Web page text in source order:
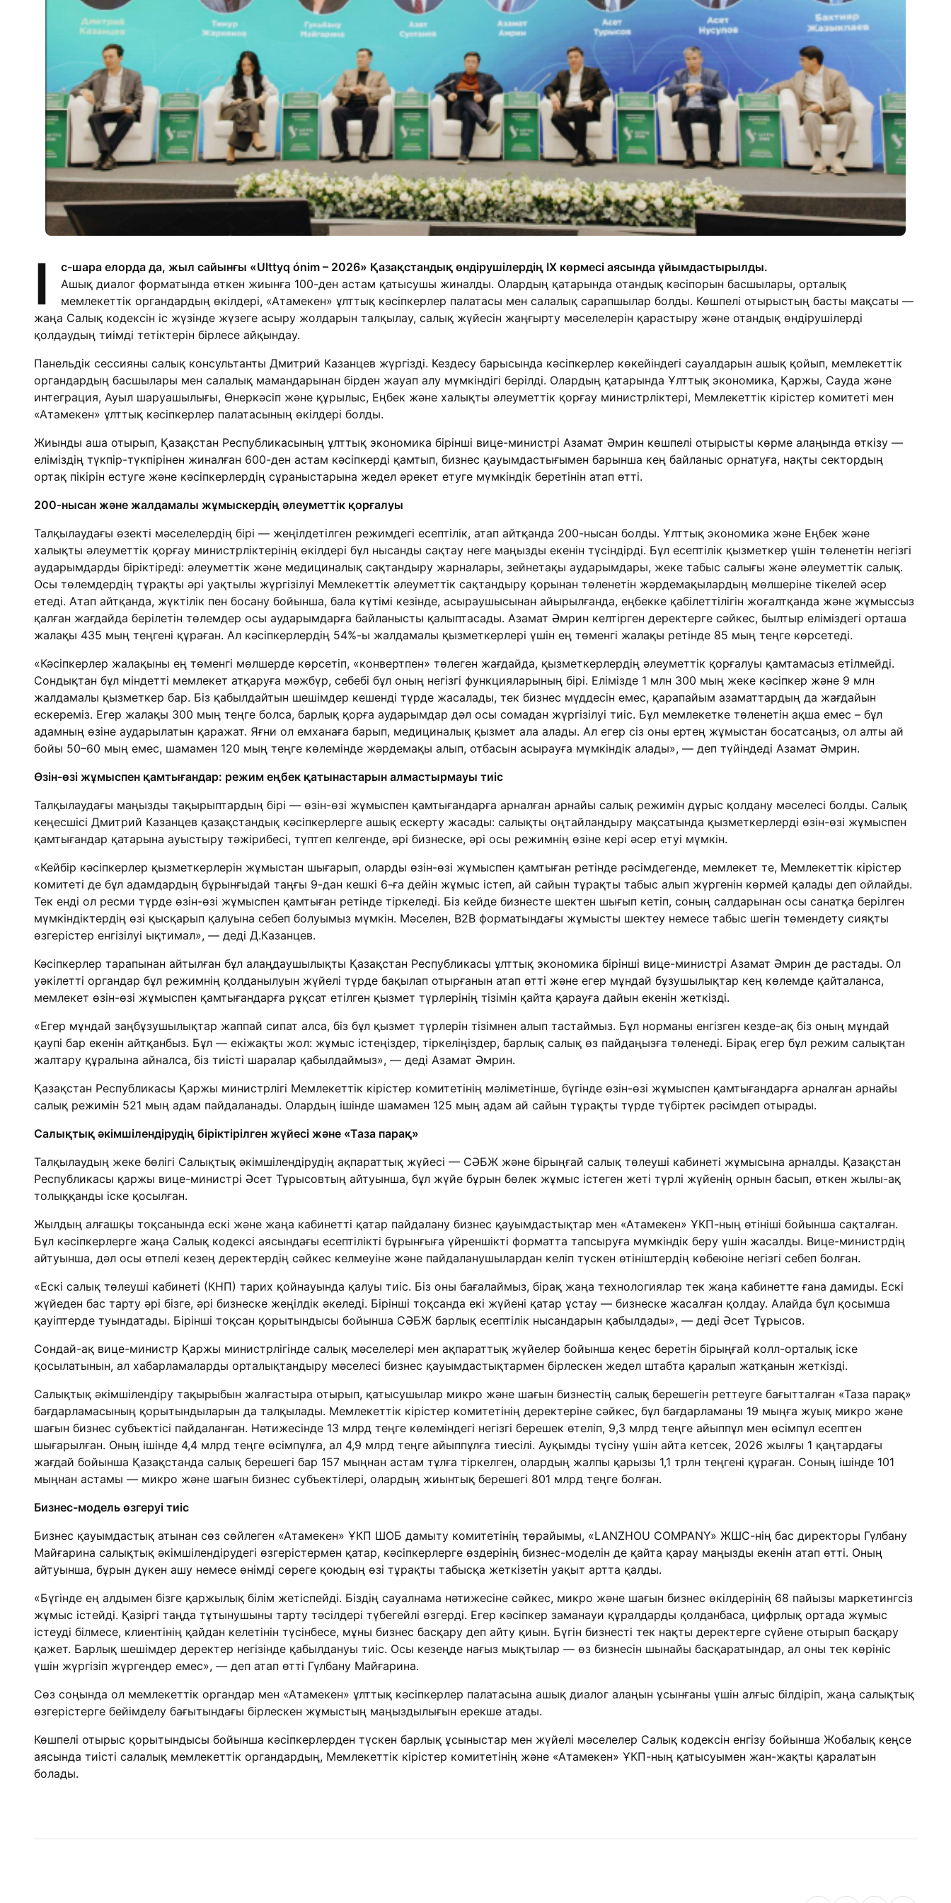
І
с-шара елорда да, жыл сайынғы «Ulttyq ónim – 2026» Қазақстандық өндірушілердің IX көрмесі аясында ұйымдастырылды.
Ашық диалог форматында өткен жиынға 100-ден астам қатысушы жиналды. Олардың қатарында отандық кәсіпорын басшылары, орталық
мемлекеттік органдардың өкілдері, «Атамекен» ұлттық кәсіпкерлер палатасы мен салалық сарапшылар болды. Көшпелі отырыстың басты мақсаты —
жаңа Салық кодексін іс жүзінде жүзеге асыру жолдарын талқылау, салық жүйесін жаңғырту мәселелерін қарастыру және отандық өндірушілерді
қолдаудың тиімді тетіктерін бірлесе айқындау.
Панельдік сессияны салық консультанты Дмитрий Казанцев жүргізді. Кездесу барысында кәсіпкерлер көкейіндегі сауалдарын ашық қойып, мемлекеттік
органдардың басшылары мен салалық мамандарынан бірден жауап алу мүмкіндігі берілді. Олардың қатарында Ұлттық экономика, Қаржы, Сауда және
интеграция, Ауыл шаруашылығы, Өнеркәсіп және құрылыс, Еңбек және халықты әлеуметтік қорғау министрліктері, Мемлекеттік кірістер комитеті мен
«Атамекен» ұлттық кәсіпкерлер палатасының өкілдері болды.
Жиынды аша отырып, Қазақстан Республикасының ұлттық экономика бірінші вице-министрі Азамат Әмрин көшпелі отырысты көрме алаңында өткізу —
еліміздің түкпір-түкпірінен жиналған 600-ден астам кәсіпкерді қамтып, бизнес қауымдастығымен барынша кең байланыс орнатуға, нақты сектордың
ортақ пікірін естуге және кәсіпкерлердің сұраныстарына жедел әрекет етуге мүмкіндік беретінін атап өтті.
200-нысан және жалдамалы жұмыскердің әлеуметтік қорғалуы
Талқылаудағы өзекті мәселелердің бірі — жеңілдетілген режимдегі есептілік, атап айтқанда 200-нысан болды. Ұлттық экономика және Еңбек және
халықты әлеуметтік қорғау министрліктерінің өкілдері бұл нысанды сақтау неге маңызды екенін түсіндірді. Бұл есептілік қызметкер үшін төленетін негізгі
аударымдарды біріктіреді: әлеуметтік және медициналық сақтандыру жарналары, зейнетақы аударымдары, жеке табыс салығы және әлеуметтік салық.
Осы төлемдердің тұрақты әрі уақтылы жүргізілуі Мемлекеттік әлеуметтік сақтандыру қорынан төленетін жәрдемақылардың мөлшеріне тікелей әсер
етеді. Атап айтқанда, жүктілік пен босану бойынша, бала күтімі кезінде, асыраушысынан айырылғанда, еңбекке қабілеттілігін жоғалтқанда және жұмыссыз
қалған жағдайда берілетін төлемдер осы аударымдарға байланысты қалыптасады. Азамат Әмрин келтірген деректерге сәйкес, былтыр еліміздегі орташа
жалақы 435 мың теңгені құраған. Ал кәсіпкерлердің 54%-ы жалдамалы қызметкерлері үшін ең төменгі жалақы ретінде 85 мың теңге көрсетеді.
«Кәсіпкерлер жалақыны ең төменгі мөлшерде көрсетіп, «конвертпен» төлеген жағдайда, қызметкерлердің әлеуметтік қорғалуы қамтамасыз етілмейді.
Сондықтан бұл міндетті мемлекет атқаруға мәжбүр, себебі бұл оның негізгі функцияларының бірі. Елімізде 1 млн 300 мың жеке кәсіпкер және 9 млн
жалдамалы қызметкер бар. Біз қабылдайтын шешімдер кешенді түрде жасалады, тек бизнес мүддесін емес, қарапайым азаматтардың да жағдайын
ескереміз. Егер жалақы 300 мың теңге болса, барлық қорға аударымдар дәл осы сомадан жүргізілуі тиіс. Бұл мемлекетке төленетін ақша емес – бұл
адамның өзіне аударылатын қаражат. Яғни ол емханаға барып, медициналық қызмет ала алады. Ал егер сіз оны ертең жұмыстан босатсаңыз, ол алты ай
бойы 50–60 мың емес, шамамен 120 мың теңге көлемінде жәрдемақы алып, отбасын асырауға мүмкіндік алады», — деп түйіндеді Азамат Әмрин.
Өзін-өзі жұмыспен қамтығандар: режим еңбек қатынастарын алмастырмауы тиіс
Талқылаудағы маңызды тақырыптардың бірі — өзін-өзі жұмыспен қамтығандарға арналған арнайы салық режимін дұрыс қолдану мәселесі болды. Салық
кеңесшісі Дмитрий Казанцев қазақстандық кәсіпкерлерге ашық ескерту жасады: салықты оңтайландыру мақсатында қызметкерлерді өзін-өзі жұмыспен
қамтығандар қатарына ауыстыру тәжірибесі, түптеп келгенде, әрі бизнеске, әрі осы режимнің өзіне кері әсер етуі мүмкін.
«Кейбір кәсіпкерлер қызметкерлерін жұмыстан шығарып, оларды өзін-өзі жұмыспен қамтыған ретінде рәсімдегенде, мемлекет те, Мемлекеттік кірістер
комитеті де бұл адамдардың бұрынғыдай таңғы 9-дан кешкі 6-ға дейін жұмыс істеп, ай сайын тұрақты табыс алып жүргенін көрмей қалады деп ойлайды.
Тек енді ол ресми түрде өзін-өзі жұмыспен қамтыған ретінде тіркеледі. Біз кейде бизнесте шектен шығып кетіп, соның салдарынан осы санатқа берілген
мүмкіндіктердің өзі қысқарып қалуына себеп болуымыз мүмкін. Мәселен, B2B форматындағы жұмысты шектеу немесе табыс шегін төмендету сияқты
өзгерістер енгізілуі ықтимал», — деді Д.Казанцев.
Кәсіпкерлер тарапынан айтылған бұл алаңдаушылықты Қазақстан Республикасы ұлттық экономика бірінші вице-министрі Азамат Әмрин де растады. Ол
уәкілетті органдар бұл режимнің қолданылуын жүйелі түрде бақылап отырғанын атап өтті және егер мұндай бұзушылықтар кең көлемде қайталанса,
мемлекет өзін-өзі жұмыспен қамтығандарға рұқсат етілген қызмет түрлерінің тізімін қайта қарауға дайын екенін жеткізді.
«Егер мұндай заңбұзушылықтар жаппай сипат алса, біз бұл қызмет түрлерін тізімнен алып тастаймыз. Бұл норманы енгізген кезде-ақ біз оның мұндай
қаупі бар екенін айтқанбыз. Бұл — екіжақты жол: жұмыс істеңіздер, тіркеліңіздер, барлық салық өз пайдаңызға төленеді. Бірақ егер бұл режим салықтан
жалтару құралына айналса, біз тиісті шаралар қабылдаймыз», — деді Азамат Әмрин.
Қазақстан Республикасы Қаржы министрлігі Мемлекеттік кірістер комитетінің мәліметінше, бүгінде өзін-өзі жұмыспен қамтығандарға арналған арнайы
салық режимін 521 мың адам пайдаланады. Олардың ішінде шамамен 125 мың адам ай сайын тұрақты түрде түбіртек рәсімдеп отырады.
Салықтық әкімшілендірудің біріктірілген жүйесі және «Таза парақ»
Талқылаудың жеке бөлігі Салықтық әкімшілендірудің ақпараттық жүйесі — СӘБЖ және бірыңғай салық төлеуші кабинеті жұмысына арналды. Қазақстан
Республикасы қаржы вице-министрі Әсет Тұрысовтың айтуынша, бұл жүйе бұрын бөлек жұмыс істеген жеті түрлі жүйенің орнын басып, өткен жылы-ақ
толыққанды іске қосылған.
Жылдың алғашқы тоқсанында ескі және жаңа кабинетті қатар пайдалану бизнес қауымдастықтар мен «Атамекен» ҰКП-ның өтініші бойынша сақталған.
Бұл кәсіпкерлерге жаңа Салық кодексі аясындағы есептілікті бұрынғыға үйреншікті форматта тапсыруға мүмкіндік беру үшін жасалды. Вице-министрдің
айтуынша, дәл осы өтпелі кезең деректердің сәйкес келмеуіне және пайдаланушылардан келіп түскен өтініштердің көбеюіне негізгі себеп болған.
«Ескі салық төлеуші кабинеті (КНП) тарих қойнауында қалуы тиіс. Біз оны бағалаймыз, бірақ жаңа технологиялар тек жаңа кабинетте ғана дамиды. Ескі
жүйеден бас тарту әрі бізге, әрі бизнеске жеңілдік әкеледі. Бірінші тоқсанда екі жүйені қатар ұстау — бизнеске жасалған қолдау. Алайда бұл қосымша
қауіптерде туындатады. Бірінші тоқсан қорытындысы бойынша СӘБЖ барлық есептілік нысандарын қабылдады», — деді Әсет Тұрысов.
Сондай-ақ вице-министр Қаржы министрлігінде салық мәселелері мен ақпараттық жүйелер бойынша кеңес беретін бірыңғай колл-орталық іске
қосылатынын, ал хабарламаларды орталықтандыру мәселесі бизнес қауымдастықтармен бірлескен жедел штабта қаралып жатқанын жеткізді.
Салықтық әкімшілендіру тақырыбын жалғастыра отырып, қатысушылар микро және шағын бизнестің салық берешегін реттеуге бағытталған «Таза парақ»
бағдарламасының қорытындыларын да талқылады. Мемлекеттік кірістер комитетінің деректеріне сәйкес, бұл бағдарламаны 19 мыңға жуық микро және
шағын бизнес субъектісі пайдаланған. Нәтижесінде 13 млрд теңге көлеміндегі негізгі берешек өтеліп, 9,3 млрд теңге айыппұл мен өсімпұл есептен
шығарылған. Оның ішінде 4,4 млрд теңге өсімпұлға, ал 4,9 млрд теңге айыппұлға тиесілі. Ауқымды түсіну үшін айта кетсек, 2026 жылғы 1 қаңтардағы
жағдай бойынша Қазақстанда салық берешегі бар 157 мыңнан астам тұлға тіркелген, олардың жалпы қарызы 1,1 трлн теңгені құраған. Соның ішінде 101
мыңнан астамы — микро және шағын бизнес субъектілері, олардың жиынтық берешегі 801 млрд теңге болған.
Бизнес-модель өзгеруі тиіс
Бизнес қауымдастық атынан сөз сөйлеген «Атамекен» ҰКП ШОБ дамыту комитетінің төрайымы, «LANZHOU COMPANY» ЖШС-нің бас директоры Гүлбану
Майғарина салықтық әкімшілендірудегі өзгерістермен қатар, кәсіпкерлерге өздерінің бизнес-моделін де қайта қарау маңызды екенін атап өтті. Оның
айтуынша, бұрын дүкен ашу немесе өнімді сөреге қоюдың өзі тұрақты табысқа жеткізетін уақыт артта қалды.
«Бүгінде ең алдымен бізге қаржылық білім жетіспейді. Біздің сауалнама нәтижесіне сәйкес, микро және шағын бизнес өкілдерінің 68 пайызы маркетингсіз
жұмыс істейді. Қазіргі таңда тұтынушыны тарту тәсілдері түбегейлі өзгерді. Егер кәсіпкер заманауи құралдарды қолданбаса, цифрлық ортада жұмыс
істеуді білмесе, клиентінің қайдан келетінін түсінбесе, мұны бизнес басқару деп айту қиын. Бүгін бизнесті тек нақты деректерге сүйене отырып басқару
қажет. Барлық шешімдер деректер негізінде қабылдануы тиіс. Осы кезеңде нағыз мықтылар — өз бизнесін шынайы басқаратындар, ал оны тек көрініс
үшін жүргізіп жүргендер емес», — деп атап өтті Гүлбану Майғарина.
Сөз соңында ол мемлекеттік органдар мен «Атамекен» ұлттық кәсіпкерлер палатасына ашық диалог алаңын ұсынғаны үшін алғыс білдіріп, жаңа салықтық
өзгерістерге бейімделу бағытындағы бірлескен жұмыстың маңыздылығын ерекше атады.
Көшпелі отырыс қорытындысы бойынша кәсіпкерлерден түскен барлық ұсыныстар мен жүйелі мәселелер Салық кодексін енгізу бойынша Жобалық кеңсе
аясында тиісті салалық мемлекеттік органдардың, Мемлекеттік кірістер комитетінің және «Атамекен» ҰКП-ның қатысуымен жан-жақты қаралатын
болады.